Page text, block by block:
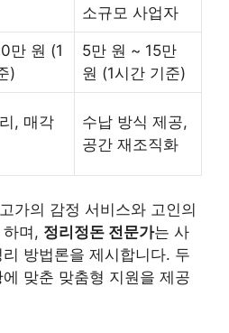
소규모 사업자
만 원 (1
)
5만 원 ~ 15만
원 (1시간 기준)
, 매각
수납 방식 제공,
공간 재조직화
가의 감정 서비스와 고인의
며, 정리정돈 전문가는 사
방법론을 제시합니다. 두
맞춘 맞춤형 지원을 제공